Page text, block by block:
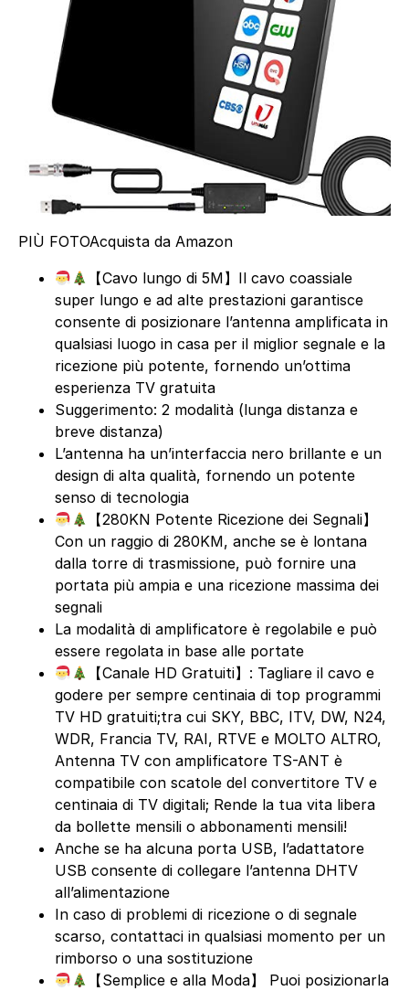
PIÙ FOTOAcquista da Amazon
【Cavo lungo di 5M】Il cavo coassiale
super lungo e ad alte prestazioni garantisce
consente di posizionare l’antenna amplificata in
qualsiasi luogo in casa per il miglior segnale e la
ricezione più potente, fornendo un’ottima
esperienza TV gratuita
Suggerimento: 2 modalità (lunga distanza e
breve distanza)
L’antenna ha un’interfaccia nero brillante e un
design di alta qualità, fornendo un potente
senso di tecnologia
【280KN Potente Ricezione dei Segnali】
Con un raggio di 280KM, anche se è lontana
dalla torre di trasmissione, può fornire una
portata più ampia e una ricezione massima dei
segnali
La modalità di amplificatore è regolabile e può
essere regolata in base alle portate
【Canale HD Gratuiti】: Tagliare il cavo e
godere per sempre centinaia di top programmi
TV HD gratuiti;tra cui SKY, BBC, ITV, DW, N24,
WDR, Francia TV, RAI, RTVE e MOLTO ALTRO,
Antenna TV con amplificatore TS-ANT è
compatibile con scatole del convertitore TV e
centinaia di TV digitali; Rende la tua vita libera
da bollette mensili o abbonamenti mensili!
Anche se ha alcuna porta USB, l’adattatore
USB consente di collegare l’antenna DHTV
all’alimentazione
In caso di problemi di ricezione o di segnale
scarso, contattaci in qualsiasi momento per un
rimborso o una sostituzione
【Semplice e alla Moda】 Puoi posizionarla